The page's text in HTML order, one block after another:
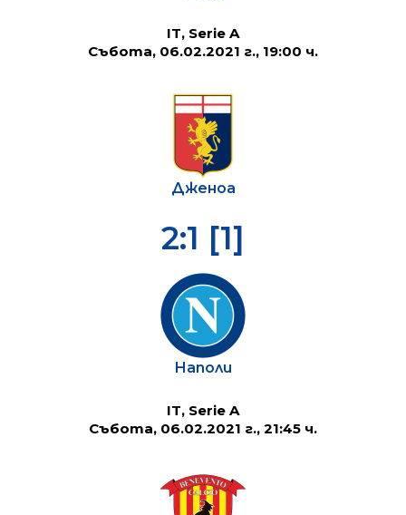
IT, Serie A
Събота, 06.02.2021 г., 19:00 ч.
Дженоа
2:1 [1]
Наполи
IT, Serie A
Събота, 06.02.2021 г., 21:45 ч.